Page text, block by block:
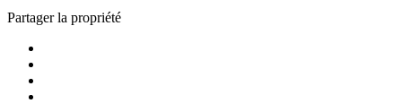
Partager la propriété